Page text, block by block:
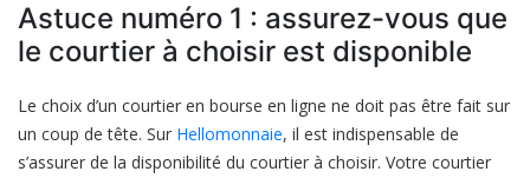
Astuce numéro 1 : assurez-vous que
le courtier à choisir est disponible
Le choix d’un courtier en bourse en ligne ne doit pas être fait sur
un coup de tête. Sur Hellomonnaie, il est indispensable de
s’assurer de la disponibilité du courtier à choisir. Votre courtier